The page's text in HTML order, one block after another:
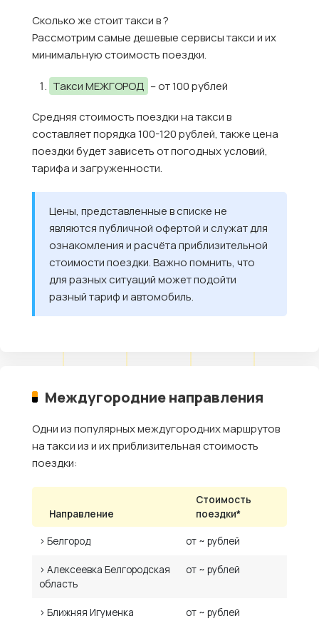
Сколько же стоит такси в ?
Рассмотрим самые дешевые сервисы такси и их
минимальную стоимость поездки.
Такси МЕЖГОРОД – от 100 рублей
Средняя стоимость поездки на такси в
составляет порядка 100-120 рублей, также цена
поездки будет зависеть от погодных условий,
тарифа и загруженности.
Цены, представленные в списке не
являются публичной офертой и служат для
ознакомления и расчёта приблизительной
стоимости поездки. Важно помнить, что
для разных ситуаций может подойти
разный тариф и автомобиль.
Междугородние направления
Одни из популярных междугородних маршрутов
на такси из и их приблизительная стоимость
поездки:
Направление
Стоимость
поездки*
› Белгород от ~ рублей
› Алексеевка Белгородская
область
от ~ рублей
› Ближняя Игуменка от ~ рублей